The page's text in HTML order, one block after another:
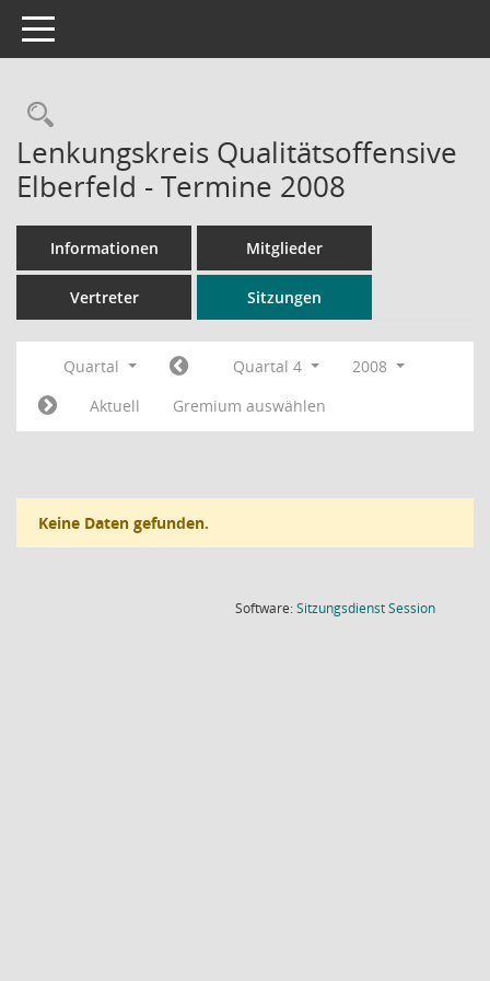
Toggle navigation
Rechercheauswahl
Lenkungskreis Qualitätsoffensive
Elberfeld - Termine 2008
Informationen Mitglieder
Vertreter Sitzungen
Quartal Quartal 4
2008
Aktuell
Gremium auswählen
Keine Daten gefunden.
Software:SitzungsdienstSession(Wird in